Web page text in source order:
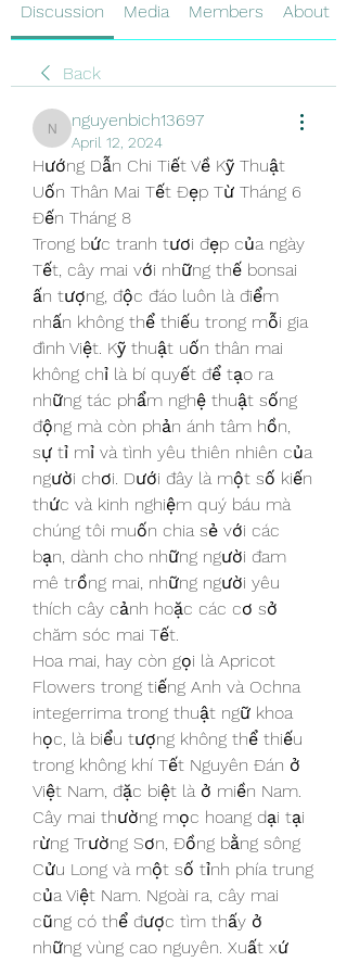
Discussion Media Members About
Back
nguyenbich13697
nguyenbich13697
April 12, 2024
Hướng Dẫn Chi Tiết Về Kỹ Thuật
Uốn Thân Mai Tết Đẹp Từ Tháng 6
Đến Tháng 8
Trong bức tranh tươi đẹp của ngày
Tết, cây mai với những thế bonsai
ấn tượng, độc đáo luôn là điểm
nhấn không thể thiếu trong mỗi gia
đình Việt. Kỹ thuật uốn thân mai
không chỉ là bí quyết để tạo ra
những tác phẩm nghệ thuật sống
động mà còn phản ánh tâm hồn,
sự tỉ mỉ và tình yêu thiên nhiên của
người chơi. Dưới đây là một số kiến
thức và kinh nghiệm quý báu mà
chúng tôi muốn chia sẻ với các
bạn, dành cho những người đam
mê trồng mai, những người yêu
thích cây cảnh hoặc các cơ sở
chăm sóc mai Tết.
Hoa mai, hay còn gọi là Apricot
Flowers trong tiếng Anh và Ochna
integerrima trong thuật ngữ khoa
học, là biểu tượng không thể thiếu
trong không khí Tết Nguyên Đán ở
Việt Nam, đặc biệt là ở miền Nam.
Cây mai thường mọc hoang dại tại
rừng Trường Sơn, Đồng bằng sông
Cửu Long và một số tỉnh phía trung
của Việt Nam. Ngoài ra, cây mai
cũng có thể được tìm thấy ở
những vùng cao nguyên. Xuất xứ